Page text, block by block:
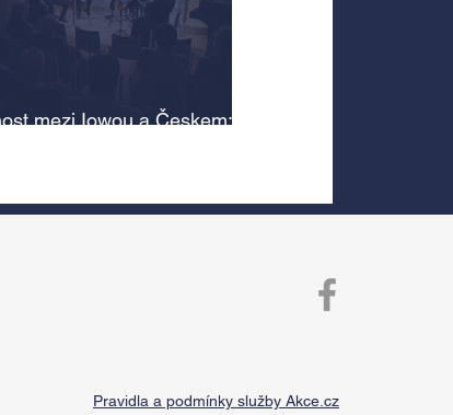
mezi Iowou a Českem:
Pravidla a podmínky služby Akce.cz